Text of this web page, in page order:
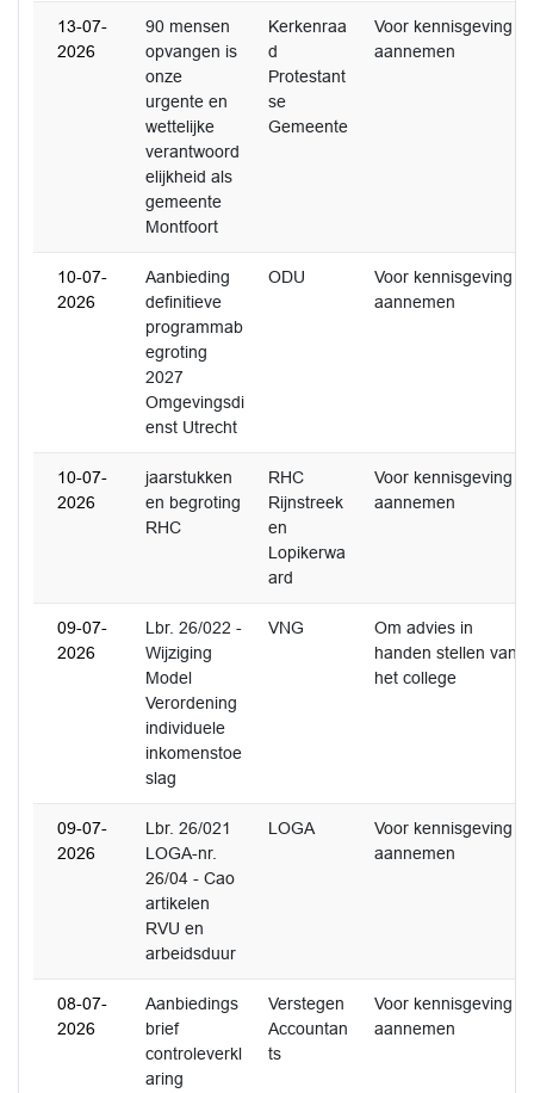
13-07-
2026
90 mensen
opvangen is
onze
urgente en
wettelijke
verantwoord
elijkheid als
gemeente
Montfoort
Kerkenraa
d
Protestant
se
Gemeente
Voor kennisgeving
aannemen
10-07-
2026
Aanbieding
definitieve
programmab
egroting
2027
Omgevingsdi
enst Utrecht
ODU
Voor kennisgeving
aannemen
10-07-
2026
jaarstukken
en begroting
RHC
RHC
Rijnstreek
en
Lopikerwa
ard
Voor kennisgeving
aannemen
09-07-
2026
Lbr. 26/022 -
Wijziging
Model
Verordening
individuele
inkomenstoe
slag
VNG
Om advies in
handen stellen van
het college
09-07-
2026
Lbr. 26/021
LOGA-nr.
26/04 - Cao
artikelen
RVU en
arbeidsduur
LOGA
Voor kennisgeving
aannemen
08-07-
2026
Aanbiedings
brief
controleverkl
aring
Verstegen
Accountan
ts
Voor kennisgeving
aannemen